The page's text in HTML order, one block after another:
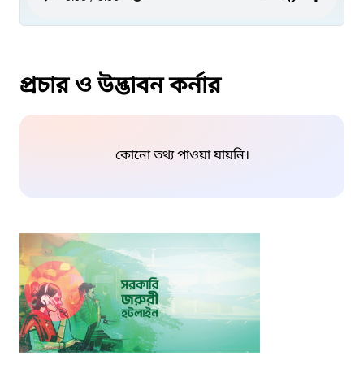
প্রচার ও উদ্ভাবন কর্নার
কোনো তথ্য পাওয়া যায়নি।